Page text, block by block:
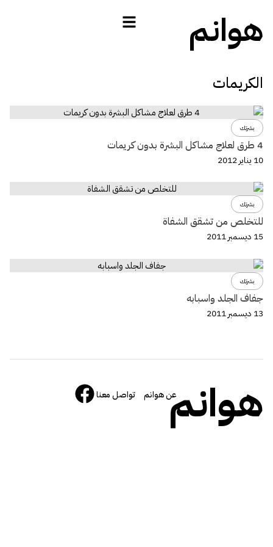
هوانم
الكريمات
بشرتك
4 طرق لعلاج مشاكل البشرة بدون كريمات
10 يناير 2012
بشرتك
للتخلص من تشقق الشفاة
15 ديسمبر 2011
بشرتك
جفاف الجلد واسبابه
13 ديسمبر 2011
هوانمعن هوانم تواصل معنا